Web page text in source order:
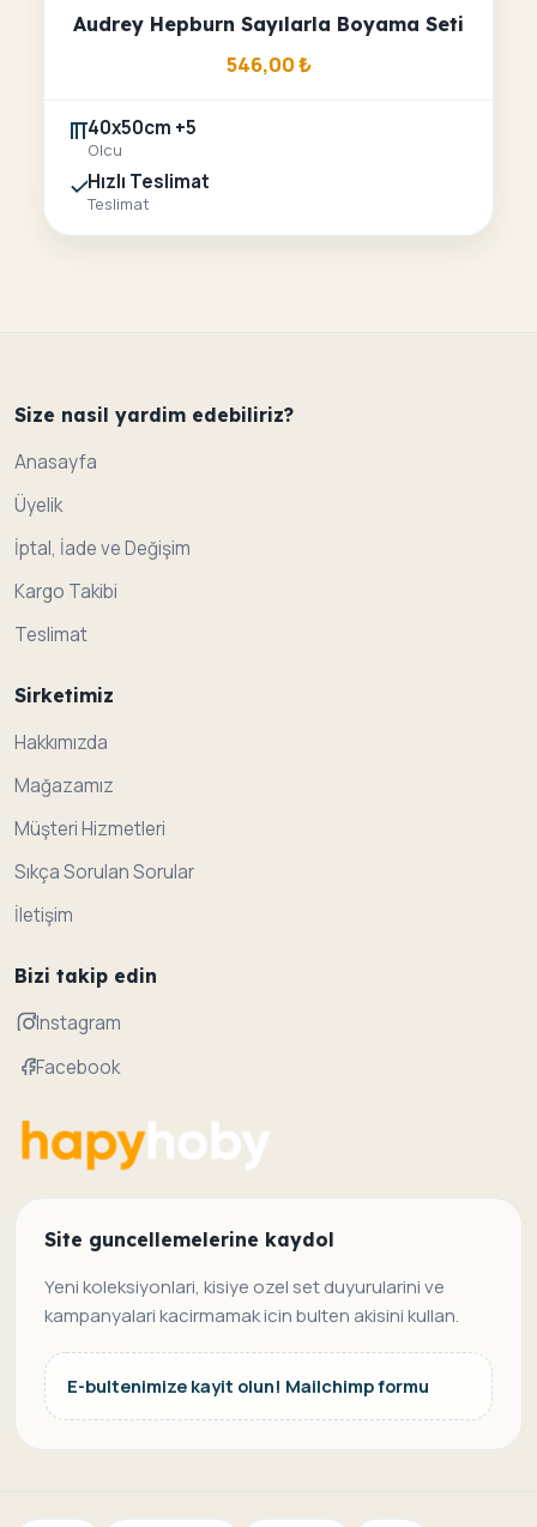
Audrey Hepburn Sayılarla Boyama Seti
546,00₺
40x50cm +5
Olcu
Hızlı Teslimat
Teslimat
Size nasil yardim edebiliriz?
Anasayfa
Üyelik
İptal, İade ve Değişim
Kargo Takibi
Teslimat
Sirketimiz
Hakkımızda
Mağazamız
Müşteri Hizmetleri
Sıkça Sorulan Sorular
İletişim
Bizi takip edin
Instagram
Facebook
Site guncellemelerine kaydol
Yeni koleksiyonlari, kisiye ozel set duyurularini ve
kampanyalari kacirmamak icin bulten akisini kullan.
E-bultenimize kayit olun! Mailchimp formu